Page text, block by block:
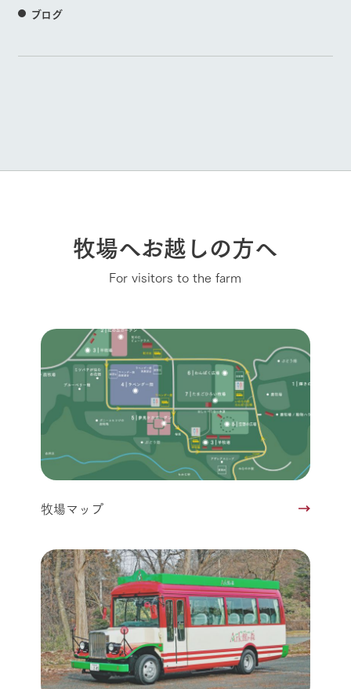
ブログ
牧場へお越しの方へ
For visitors to the farm
牧場マップ